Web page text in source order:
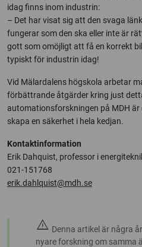
idag finns inom industrin:
– Det har visat sig att den svaga
fungerar som den ska eller inte är
gott som omöjligt att få en korrekt
typiskt för industrin idag!
Vid Mälardalens högskola arbetar
förbättrande åtgärder kring just
automationsforskningen på MDH
skapa en säkerhet i hela kedjan.
Kontaktinformation
Erik Dahquist, professor i
021-151768
erik.dahlquist@mdh.se
warning Denna artikel är några
nyare forskning om samma